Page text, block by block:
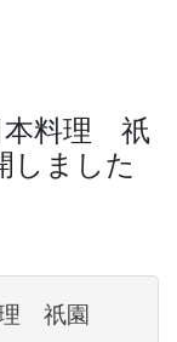
本料理 祇
しました
理 祇園